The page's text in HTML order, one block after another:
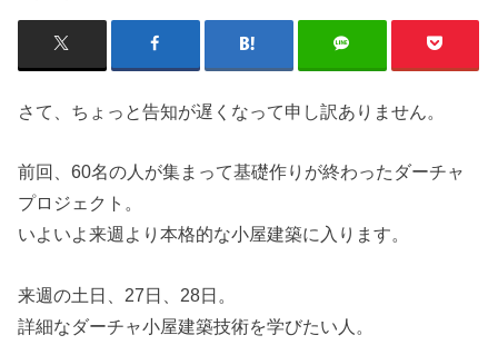
さて、ちょっと告知が遅くなって申し訳ありません。
前回、60名の人が集まって基礎作りが終わったダーチャ
プロジェクト。
いよいよ来週より本格的な小屋建築に入ります。
来週の土日、27日、28日。
詳細なダーチャ小屋建築技術を学びたい人。